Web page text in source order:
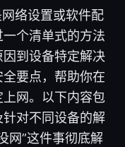
络设置或软件配
个清单式的方法
到设备特定解决
要点，帮助你在
网。以下内容包
对不同设备的解
网”这件事彻底解